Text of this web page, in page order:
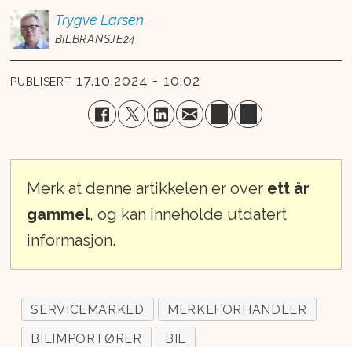
Trygve Larsen
BILBRANSJE24
PUBLISERT 17.10.2024 - 10:02
Merk at denne artikkelen er over ett år
gammel, og kan inneholde utdatert
informasjon.
SERVICEMARKED
MERKEFORHANDLER
BILIMPORTØRER
BIL